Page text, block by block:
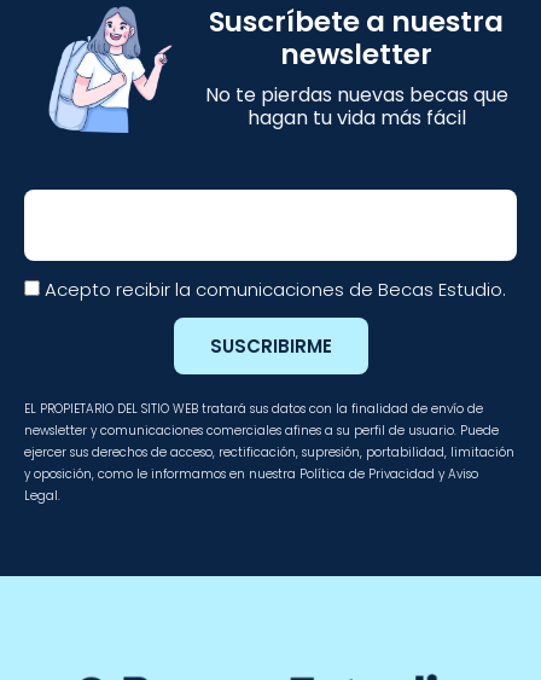
Suscríbete a nuestra
newsletter
No te pierdas nuevas becas que
hagan tu vida más fácil
Email
Acepto recibir la comunicaciones de Becas Estudio.
SUSCRIBIRME
EL PROPIETARIO DEL SITIO WEB tratará sus datos con la finalidad de envío de
newsletter y comunicaciones comerciales afines a su perfil de usuario. Puede
ejercer sus derechos de acceso, rectificación, supresión, portabilidad, limitación
y oposición, como le informamos en nuestra Política de Privacidad y Aviso
Legal.